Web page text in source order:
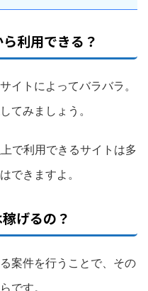
利用できる？
イトによってバラバラ。
てみましょう。
で利用できるサイトは多
できますよ。
げるの？
案件を行うことで、その
です。